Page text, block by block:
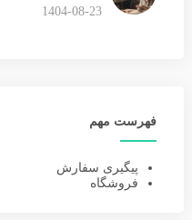
1404-08-23
فهرست مهم
پیگیری سفارش
فروشگاه